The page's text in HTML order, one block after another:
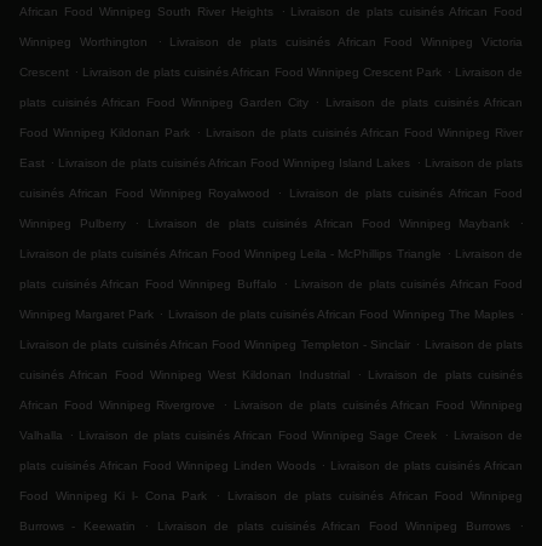
African Food Winnipeg South River Heights . Livraison de plats cuisinés African Food
Winnipeg Worthington . Livraison de plats cuisinés African Food Winnipeg Victoria
Crescent . Livraison de plats cuisinés African Food Winnipeg Crescent Park . Livraison de
plats cuisinés African Food Winnipeg Garden City . Livraison de plats cuisinés African
Food Winnipeg Kildonan Park . Livraison de plats cuisinés African Food Winnipeg River
East . Livraison de plats cuisinés African Food Winnipeg Island Lakes . Livraison de plats
cuisinés African Food Winnipeg Royalwood . Livraison de plats cuisinés African Food
Winnipeg Pulberry . Livraison de plats cuisinés African Food Winnipeg Maybank .
Livraison de plats cuisinés African Food Winnipeg Leila - McPhillips Triangle . Livraison de
plats cuisinés African Food Winnipeg Buffalo . Livraison de plats cuisinés African Food
Winnipeg Margaret Park . Livraison de plats cuisinés African Food Winnipeg The Maples .
Livraison de plats cuisinés African Food Winnipeg Templeton - Sinclair . Livraison de plats
cuisinés African Food Winnipeg West Kildonan Industrial . Livraison de plats cuisinés
African Food Winnipeg Rivergrove . Livraison de plats cuisinés African Food Winnipeg
Valhalla . Livraison de plats cuisinés African Food Winnipeg Sage Creek . Livraison de
plats cuisinés African Food Winnipeg Linden Woods . Livraison de plats cuisinés African
Food Winnipeg Ki l- Cona Park . Livraison de plats cuisinés African Food Winnipeg
Burrows - Keewatin . Livraison de plats cuisinés African Food Winnipeg Burrows .